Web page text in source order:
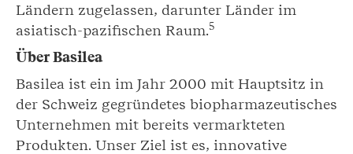
Ländern zugelassen, darunter Länder im
asiatisch-pazifischen Raum.5
Über Basilea
Basilea ist ein im Jahr 2000 mit Hauptsitz in
der Schweiz gegründetes biopharmazeutisches
Unternehmen mit bereits vermarkteten
Produkten. Unser Ziel ist es, innovative